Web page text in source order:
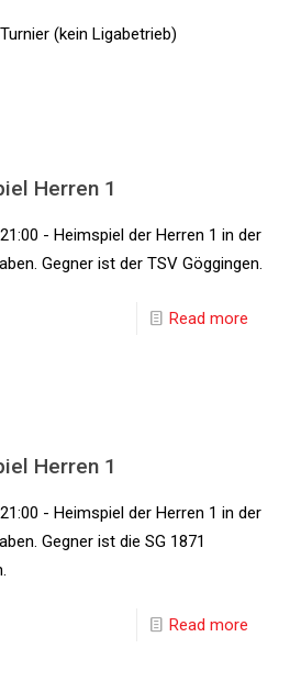
(kein Ligabetrieb)
Herren 1
- Heimspiel der Herren 1 in der
Gegner ist der TSV Göggingen.
Read more
Herren 1
- Heimspiel der Herren 1 in der
Gegner ist die SG 1871
Read more